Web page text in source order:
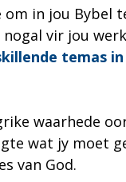
om in jou Bybel
vir jou
temas
waarhede
wat jy moet
van God.